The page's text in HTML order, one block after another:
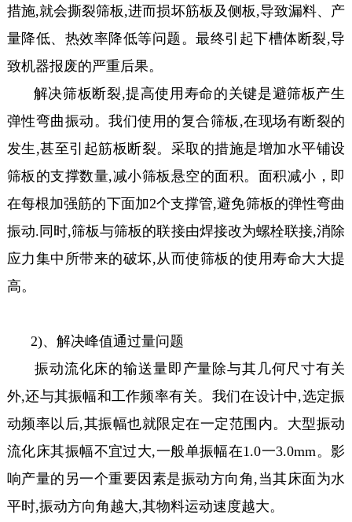
措施,就会撕裂筛板,进而损坏筋板及侧板,导致漏料、产
量降低、热效率降低等问题。最终引起下槽体断裂,导
致机器报废的严重后果。
解决筛板断裂,提高使用寿命的关键是避筛板产生
弹性弯曲振动。我们使用的复合筛板,在现场有断裂的
发生,甚至引起筋板断裂。采取的措施是增加水平铺设
筛板的支撑数量,减小筛板悬空的面积。面积减小，即
在每根加强筋的下面加2个支撑管,避免筛板的弹性弯曲
振动.同时,筛板与筛板的联接由焊接改为螺栓联接,消除
应力集中所带来的破坏,从而使筛板的使用寿命大大提
高。
2)、解决峰值通过量问题
振动流化床的输送量即产量除与其几何尺寸有关
外,还与其振幅和工作频率有关。我们在设计中,选定振
动频率以后,其振幅也就限定在一定范围内。大型振动
流化床其振幅不宜过大,一般单振幅在1.0一3.0mm。影
响产量的另一个重要因素是振动方向角,当其床面为水
平时,振动方向角越大,其物料运动速度越大。